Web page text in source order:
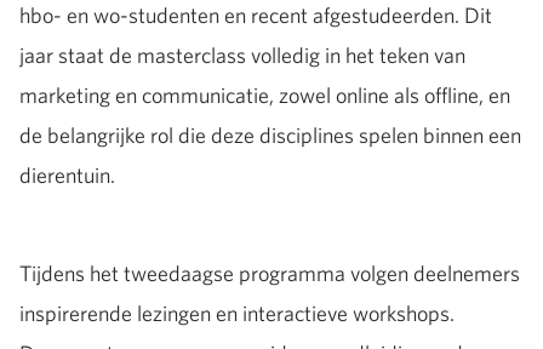
hbo- en wo-studenten en recent afgestudeerden. Dit
jaar staat de masterclass volledig in het teken van
marketing en communicatie, zowel online als offline, en
de belangrijke rol die deze disciplines spelen binnen een
dierentuin.
Tijdens het tweedaagse programma volgen deelnemers
inspirerende lezingen en interactieve workshops.